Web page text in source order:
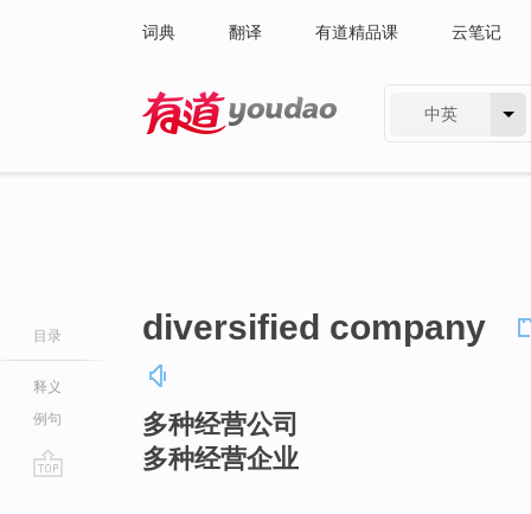
词典 翻译 有道精品课 云笔记
中英
目录
释义
例句
diversified company
多种经营公司
多种经营企业